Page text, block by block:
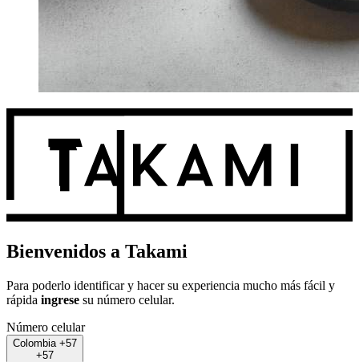
Bienvenidos a Takami
Para poderlo identificar y hacer su experiencia mucho más fácil y
rápida ingrese su número celular.
Número celular
Colombia +57
+57